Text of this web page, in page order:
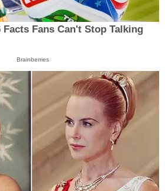
Facts Fans Can't Stop Talking
Brainberries